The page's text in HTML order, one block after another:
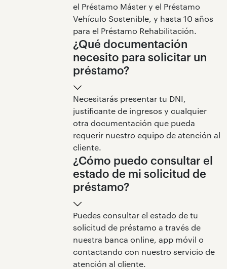
el Préstamo Máster y el Préstamo
Vehículo Sostenible, y hasta 10 años
para el Préstamo Rehabilitación.
¿Qué documentación
necesito para solicitar un
préstamo?
Necesitarás presentar tu DNI,
justificante de ingresos y cualquier
otra documentación que pueda
requerir nuestro equipo de atención al
cliente.
¿Cómo puedo consultar el
estado de mi solicitud de
préstamo?
Puedes consultar el estado de tu
solicitud de préstamo a través de
nuestra banca online, app móvil o
contactando con nuestro servicio de
atención al cliente.